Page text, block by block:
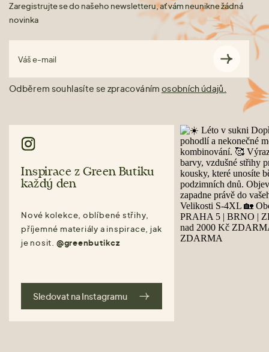
Zaregistrujte se do našeho newsletteru, ať vám neunikne žádná
novinka
Váš e-mail
Odběrem souhlasíte se zpracováním osobních údajů.
Inspirace z Green Butiku
každý den
Nové kolekce, oblíbené střihy,
příjemné materiály a inspirace, jak
je nosit. @greenbutikcz
Sledovat na Instagramu